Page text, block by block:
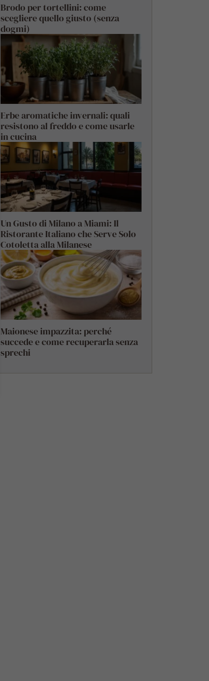
Brodo per tortellini: come
scegliere quello giusto (senza
dogmi)
Erbe aromatiche invernali: quali
resistono al freddo e come usarle
in cucina
Un Gusto di Milano a Miami: Il
Ristorante Italiano che Serve Solo
Cotoletta alla Milanese
Maionese impazzita: perché
succede e come recuperarla senza
sprechi